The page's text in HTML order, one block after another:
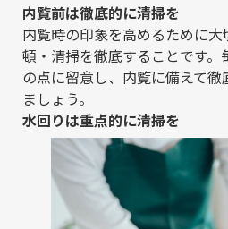
内覧前は徹底的に清掃を
内覧時の印象を高めるために
頓・清掃を徹底することです
の点に留意し、内覧に備えて
ましょう。
水回りは重点的に清掃を